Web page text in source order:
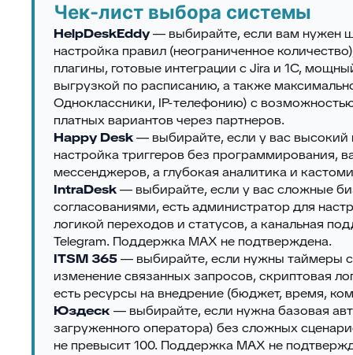
Чек-лист выбора системы
HelpDeskEddy— выбирайте, если вам нужен
настройка правил (неограниченное
плагины, готовые интеграции с Jira и 1С,
выгрузкой по расписанию, а также
Одноклассники, IP-телефонию) с
платных вариантов через партнеров.
Happy Desk— выбирайте, если у вас высокий
настройка триггеров без программирования,
мессенджеров, а глубокая аналитика и
IntraDesk— выбирайте, если у вас сложные
согласованиями, есть администратор для
логикой переходов и статусов, а канальная
Telegram. Поддержка MAX не подтверждена.
ITSM 365— выбирайте, если нужны таймеры
изменение связанных запросов, скриптовая
есть ресурсы на внедрение (бюджет, время,
Юздеск — выбирайте, если нужна базовая
загруженного оператора) без сложных
не превысит 100. Поддержка MAX не